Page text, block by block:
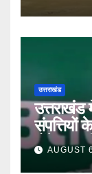
उत्तराखंड
उत्तराखंड
होंगे स्पष्ट
AUGUST